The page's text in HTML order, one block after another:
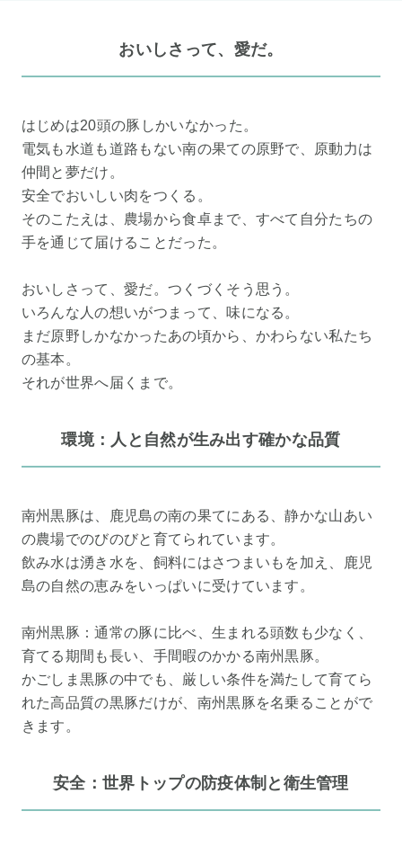
おいしさって、愛だ。
はじめは20頭の豚しかいなかった。
電気も水道も道路もない南の果ての原野で、原動力は
仲間と夢だけ。
安全でおいしい肉をつくる。
そのこたえは、農場から食卓まで、すべて自分たちの
手を通じて届けることだった。
おいしさって、愛だ。つくづくそう思う。
いろんな人の想いがつまって、味になる。
まだ原野しかなかったあの頃から、かわらない私たち
の基本。
それが世界へ届くまで。
環境：人と自然が生み出す確かな品質
南州黒豚は、鹿児島の南の果てにある、静かな山あい
の農場でのびのびと育てられています。
飲み水は湧き水を、飼料にはさつまいもを加え、鹿児
島の自然の恵みをいっぱいに受けています。
南州黒豚：通常の豚に比べ、生まれる頭数も少なく、
育てる期間も長い、手間暇のかかる南州黒豚。
かごしま黒豚の中でも、厳しい条件を満たして育てら
れた高品質の黒豚だけが、南州黒豚を名乗ることがで
きます。
安全：世界トップの防疫体制と衛生管理